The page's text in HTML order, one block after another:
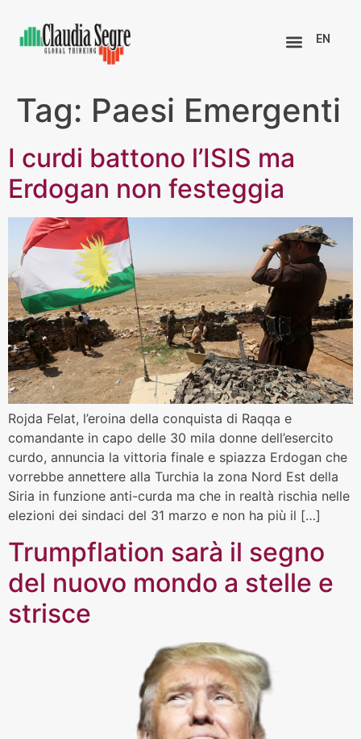
EN
Tag: Paesi Emergenti
I curdi battono l’ISIS ma
Erdogan non festeggia
Rojda Felat, l’eroina della conquista di Raqqa e
comandante in capo delle 30 mila donne dell’esercito
curdo, annuncia la vittoria finale e spiazza Erdogan che
vorrebbe annettere alla Turchia la zona Nord Est della
Siria in funzione anti-curda ma che in realtà rischia nelle
elezioni dei sindaci del 31 marzo e non ha più il […]
Trumpflation sarà il segno
del nuovo mondo a stelle e
strisce